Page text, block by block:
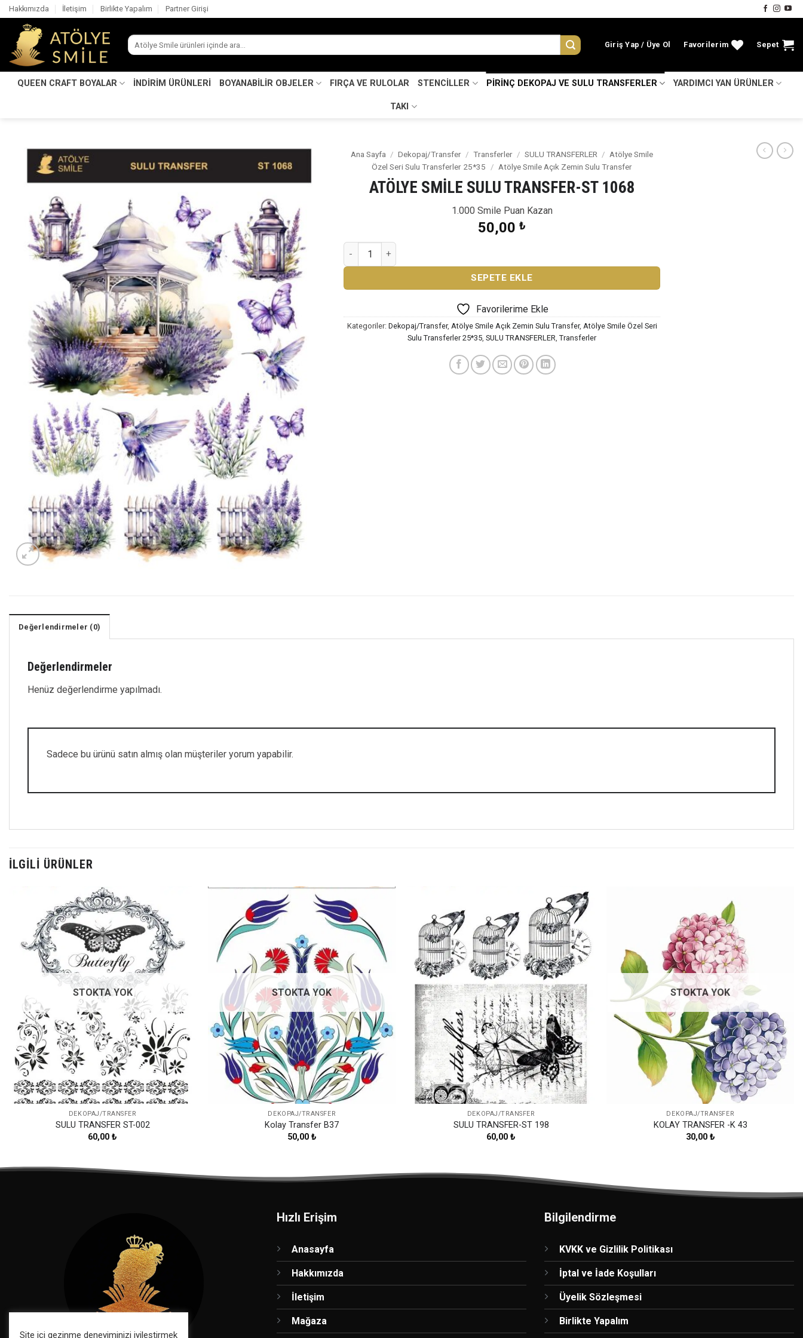
İçeriğe
atla
Hakkımızda İletişim Birlikte Yapalım Partner Girişi
Ara:
Giriş Yap Favorilerim Sepet
QUEEN CRAFT BOYALAR İNDİRİM ÜRÜNLERİ BOYANABİLİR OBJELER FIRÇA VE RULOLAR STENCİLLER PİRİNÇ DEKOPAJ VE SULU TRANSFERLER YARDIMCI YAN ÜRÜNLER
TAKI
Favorilerime
Ana Sayfa / Dekopaj/Transfer / Transferler / SULU TRANSFERLER / Atölye Smile
Özel Seri Sulu Transferler 25*35
/ Atölye Smile Açık Zemin Sulu Transfer
ATÖLYE SMİLE SULU TRANSFER-ST 1068
1.000 Smile Puan Kazan
50,00 ₺
ATÖLYE SMİLE SULU TRANSFER-ST 1068 adet
SEPETE EKLE
Favorilerime Ekle
Kategoriler: Dekopaj/Transfer, Atölye Smile Açık Zemin Sulu Transfer, Atölye Smile Özel Seri
Sulu Transferler 25*35, SULU TRANSFERLER, Transferler
Değerlendirmeler (0)
Değerlendirmeler
Henüz değerlendirme yapılmadı.
Sadece bu ürünü satın almış olan müşteriler yorum yapabilir.
İLGILI ÜRÜNLER
Favorilerime
Ekle
STOKTA YOK
DEKOPAJ/TRANSFER
SULU TRANSFER ST-002
60,00₺
Favorilerime
Ekle
STOKTA YOK
DEKOPAJ/TRANSFER
Kolay Transfer B37
50,00 ₺
Favorilerime
Ekle
DEKOPAJ/TRANSFER
SULU TRANSFER-ST 198
60,00₺
STOKTA YOK
DEKOPAJ/TRANSFER
KOLAY TRANSFER -K 43
30,00 ₺
Hızlı Erişim
Anasayfa
Hakkımızda
İletişim
Mağaza
Bilgilendirme
KVKK ve Gizlilik Politikası
İptal ve İade Koşulları
Üyelik Sözleşmesi
Birlikte Yapalım
Site içi gezinme deneyiminizi iyileştirmek